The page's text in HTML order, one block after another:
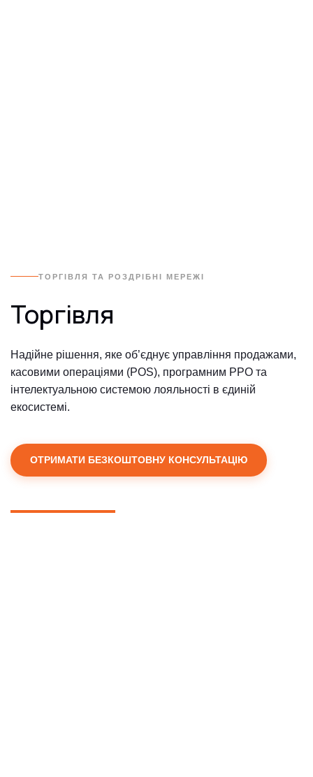
ТОРГІВЛЯ ТА РОЗДРІБНІ МЕРЕЖІ
Торгівля
Надійне рішення, яке об’єднує управління продажами,
касовими операціями (POS), програмним РРО та
інтелектуальною системою лояльності в єдиній
екосистемі.
ОТРИМАТИ БЕЗКОШТОВНУ КОНСУЛЬТАЦІЮ